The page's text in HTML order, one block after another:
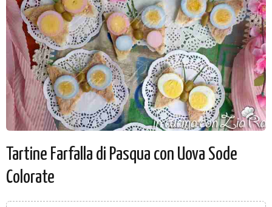
Tartine Farfalla di Pasqua con Uova Sode
Colorate